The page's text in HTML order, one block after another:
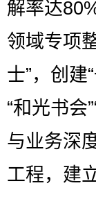
解率达
领域专项
士”，创建
“和光书会
与业务深
工程，建